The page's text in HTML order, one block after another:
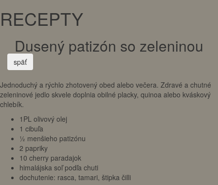
RECEPTY
Dusený patizón so zeleninou
späť
Jednoduchý a rýchlo zhotovený obed alebo večera. Zdravé a chutné
zeleninové jedlo skvele doplnia obilné placky, quinoa alebo kváskový
chlebík.
1PL olivový olej
1 cibuľa
½ menšieho patizónu
2 papriky
10 cherry paradajok
himalájska soľ podľa chuti
dochutenie: rasca, tamari, štipka čilli